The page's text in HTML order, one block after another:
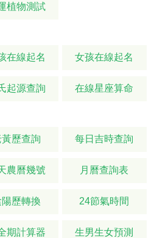
植物測試
在線起名 女孩在線起名
起源查詢 在線星座算命
黃歷查詢 每日吉時查詢
農曆幾號 月曆查詢表
陽歷轉換 24節氣時間
期計算器 生男生女預測